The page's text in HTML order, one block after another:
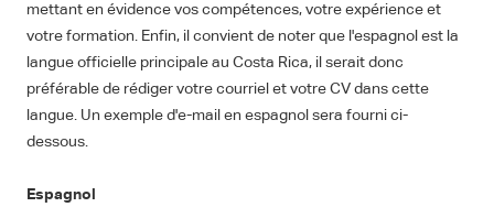
mettant en évidence vos compétences, votre expérience et
votre formation. Enfin, il convient de noter que l'espagnol est la
langue officielle principale au Costa Rica, il serait donc
préférable de rédiger votre courriel et votre CV dans cette
langue. Un exemple d'e-mail en espagnol sera fourni ci-
dessous.
Espagnol